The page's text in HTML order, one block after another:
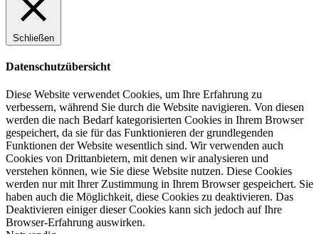
Schließen
Datenschutzübersicht
Diese Website verwendet Cookies, um Ihre Erfahrung zu
verbessern, während Sie durch die Website navigieren. Von diesen
werden die nach Bedarf kategorisierten Cookies in Ihrem Browser
gespeichert, da sie für das Funktionieren der grundlegenden
Funktionen der Website wesentlich sind. Wir verwenden auch
Cookies von Drittanbietern, mit denen wir analysieren und
verstehen können, wie Sie diese Website nutzen. Diese Cookies
werden nur mit Ihrer Zustimmung in Ihrem Browser gespeichert. Sie
haben auch die Möglichkeit, diese Cookies zu deaktivieren. Das
Deaktivieren einiger dieser Cookies kann sich jedoch auf Ihre
Browser-Erfahrung auswirken.